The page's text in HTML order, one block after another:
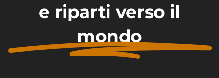
e riparti verso il
mondo